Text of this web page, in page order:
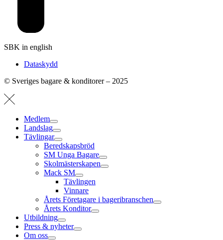
SBK in english
Dataskydd
© Sveriges bagare & konditorer – 2025
Medlem
Landslag
Tävlingar
Beredskapsbröd
SM Unga Bagare
Skolmästerskapen
Mack SM
Tävlingen
Vinnare
Årets Företagare i bageribranschen
Årets Konditor
Utbildning
Press & nyheter
Om oss